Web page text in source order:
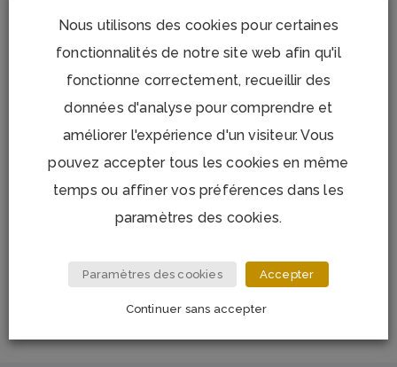
Nous utilisons des cookies pour certaines
fonctionnalités de notre site web afin qu'il
fonctionne correctement, recueillir des
données d'analyse pour comprendre et
améliorer l'expérience d'un visiteur. Vous
pouvez accepter tous les cookies en même
temps ou affiner vos préférences dans les
paramètres des cookies.
Paramètres des cookies Accepter
Continuer sans accepter